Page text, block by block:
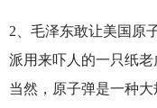
2 、毛泽东敢让美国原
派用来吓人的一只纸老
当然，原子弹是一种